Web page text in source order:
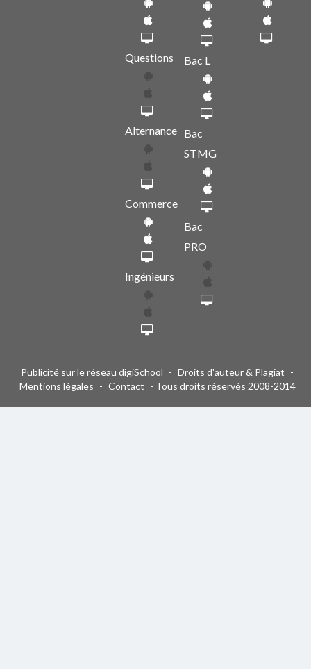
Questions
Alternance
Commerce
Ingénieurs
Bac L
Bac
STMG
Bac
PRO
Publicité sur le réseau digiSchool - Droits d'auteur & Plagiat -
Mentions légales - Contact - Tous droits réservés 2008-2014